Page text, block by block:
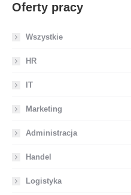
Oferty pracy
Wszystkie
HR
IT
Marketing
Administracja
Handel
Logistyka